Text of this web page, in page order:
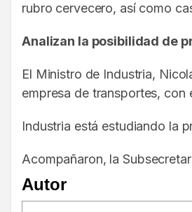
rubro cervecero, así como
Analizan la posibilidad de
El Ministro de Industria,
empresa de transportes,
Industria está estudiando la
Acompañaron, la
Autor